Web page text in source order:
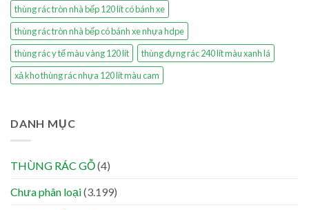
thùng rác tròn nhà bếp 120 lít có bánh xe
thùng rác tròn nhà bếp có bánh xe nhựa hdpe
thùng rác y tế màu vàng 120 lít
thùng đựng rác 240 lít màu xanh lá
xả kho thùng rác nhựa 120 lít màu cam
DANH MỤC
THÙNG RÁC GỖ(4)
Chưa phân loại(3.199)